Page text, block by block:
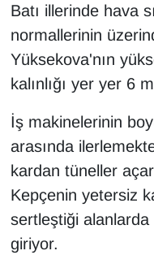
Batı illerinde hava
normallerinin
Yüksekova'nın
kalınlığı yer yer 6
İş makinelerinin
arasında
kardan tüneller
Kepçenin yetersiz
sertleştiği
giriyor.
KURDÎ
MAGAZİN
MEDYA
ONE EKONOMİ
POLİTİKA
Resmi İlanlar